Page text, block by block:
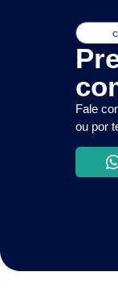
Fale
ou por